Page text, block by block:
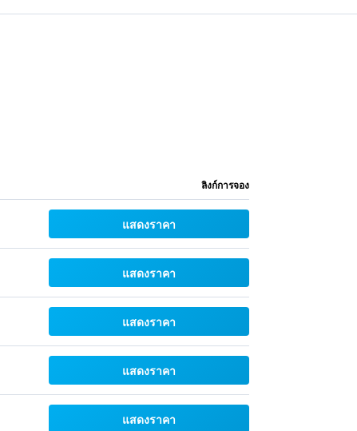
ลิงก์การจอง
แสดงราคา
แสดงราคา
แสดงราคา
แสดงราคา
แสดงราคา